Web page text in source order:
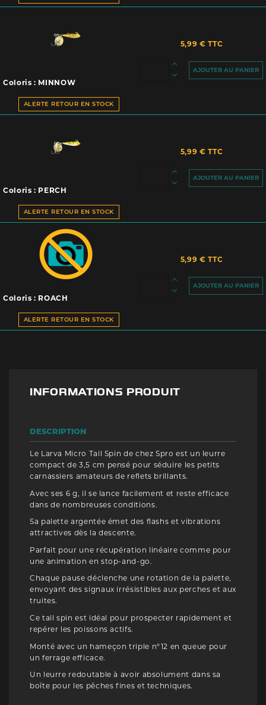
Coloris : MINNOW
ALERTE RETOUR EN STOCK
5,99 € TTC
AJOUTER AU PANIER
Coloris : PERCH
ALERTE RETOUR EN STOCK
5,99 € TTC
AJOUTER AU PANIER
Coloris : ROACH
ALERTE RETOUR EN STOCK
5,99 € TTC
AJOUTER AU PANIER
INFORMATIONS PRODUIT
DESCRIPTION
Le Larva Micro Tail Spin de chez Spro est un leurre
compact de 3,5 cm pensé pour séduire les petits
carnassiers amateurs de reflets brillants.
Avec ses 6 g, il se lance facilement et reste efficace
dans de nombreuses conditions.
Sa palette argentée émet des flashs et vibrations
attractives dès la descente.
Parfait pour une récupération linéaire comme pour
une animation en stop-and-go.
Chaque pause déclenche une rotation de la palette,
envoyant des signaux irrésistibles aux perches et aux
truites.
Ce tail spin est idéal pour prospecter rapidement et
repérer les poissons actifs.
Monté avec un hameçon triple n°12 en queue pour
un ferrage efficace.
Un leurre redoutable à avoir absolument dans sa
boîte pour les pêches fines et techniques.